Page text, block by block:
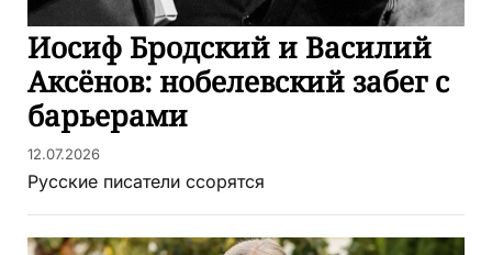
Иосиф Бродский и Василий
Аксёнов: нобелевский забег с
барьерами
12.07.2026
Русские писатели ссорятся